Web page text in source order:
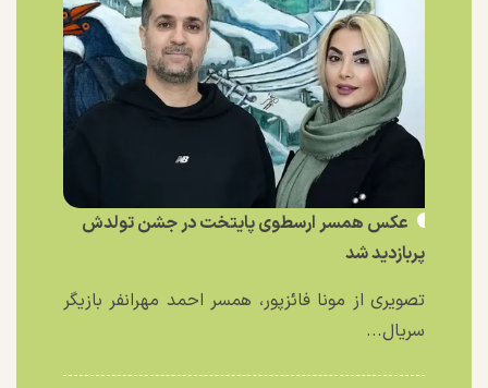
عکس همسر ارسطوی پایتخت در جشن تولدش
پربازدید شد
تصویری از مونا فائزپور، همسر احمد مهرانفر بازیگر
سریال...